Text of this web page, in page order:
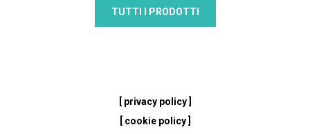
TUTTI I PRODOTTI
[ privacy policy ]
[ cookie policy ]